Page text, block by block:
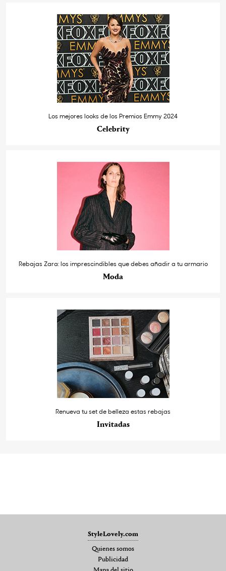
Los mejores looks de los Premios Emmy 2024
Celebrity
Rebajas Zara: los imprescindibles que debes añadir a tu armario
Moda
Renueva tu set de belleza estas rebajas
Invitadas
StyleLovely.com
Quienes somos
Publicidad